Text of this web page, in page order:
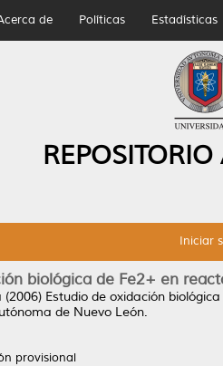
de Políticas Estadísticas
Iniciar
biológica de Fe2+ en
(2006) Estudio de oxidación
de Nuevo León.
provisional